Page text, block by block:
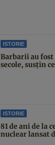
ISTORIE
Barbarii au
secole, susțin
ISTORIE
81 de ani de la
nuclear lansat